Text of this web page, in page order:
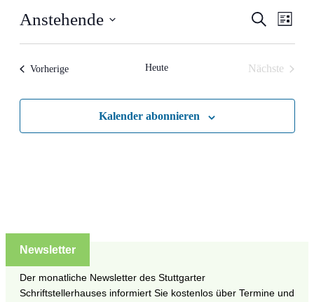
Suche
und
SucheListe
Anstehende
VorherigeVeranstaltungen Heute
Nächste
Kalender abonnieren
Newsletter
Der monatliche Newsletter des Stuttgarter
Schriftstellerhauses informiert Sie kostenlos über Termine und